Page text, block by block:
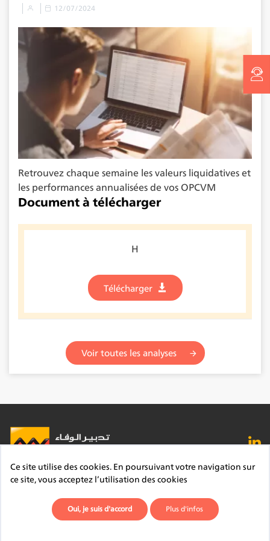
12/07/2024
Retrouvez chaque semaine les valeurs liquidatives et
les performances annualisées de vos OPCVM
Document à télécharger
H
Télécharger
Voir toutes les analyses
FAQ Lexique Contact
Mentions légales
Site du Groupe
Plan du site Déontologie
Ce site utilise des cookies. En poursuivant votre navigation sur
ce site, vous acceptez l’utilisation des cookies
Oui, je suis d'accord Plus d'infos